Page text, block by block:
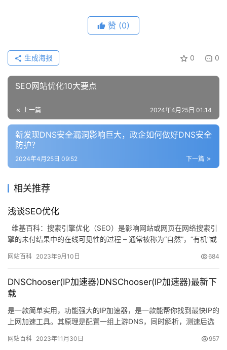
赞 (0)
0 0
生成海报
SEO网站优化10大要点
上一篇 2024年4月25日 01:14
新发现DNS安全漏洞影响巨大，政企如何做好DNS安全
防护？
下一篇
2024年4月25日 09:52
相关推荐
浅谈SEO优化
维基百科：搜索引擎优化（SEO）是影响网站或网页在网络搜索引
擎的未付结果中的在线可见性的过程 – 通常被称为“自然”，“有机”或
网站百科 2023年9月10日 684
DNSChooser(IP加速器)DNSChooser(IP加速器)最新下
载
是一款简单实用，功能强大的IP加速器，是一款能帮你找到最快IP的
上网加速工具。其原理是配置一组上游DNS，同时解析，测速后选
网站百科 2023年11月30日 957